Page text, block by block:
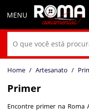
Artesanato
Primer
Encontre primer na Roma